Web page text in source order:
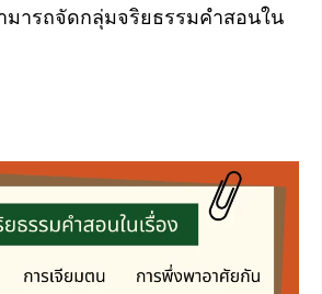
มารถจัดกลุ่มจริยธรรมคำสอนใน